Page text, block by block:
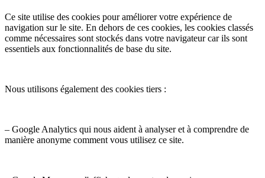
Ce site utilise des cookies pour améliorer votre expérience de
navigation sur le site. En dehors de ces cookies, les cookies classés
comme nécessaires sont stockés dans votre navigateur car ils sont
essentiels aux fonctionnalités de base du site.
Nous utilisons également des cookies tiers :
– Google Analytics qui nous aident à analyser et à comprendre de
manière anonyme comment vous utilisez ce site.